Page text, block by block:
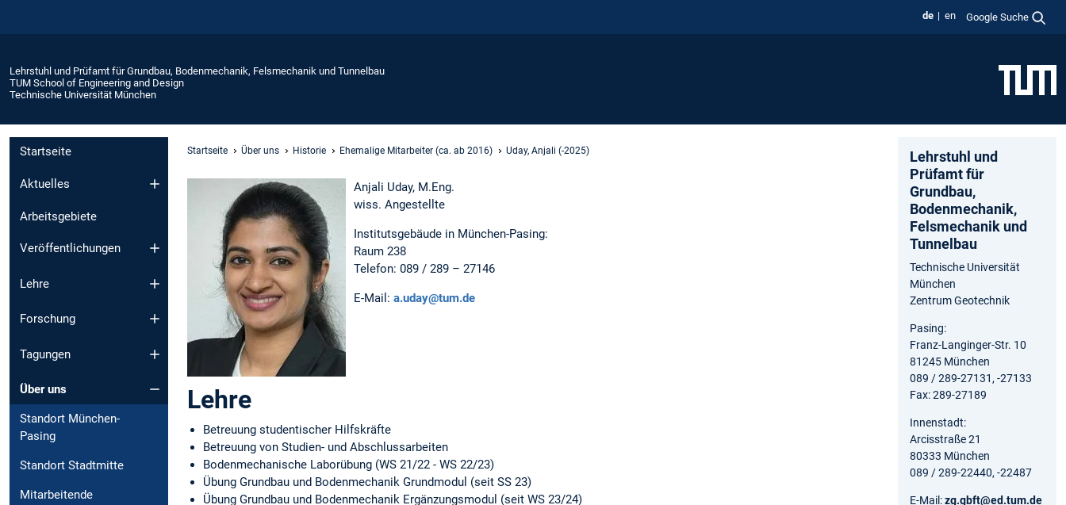
de en Google Suche
Lehrstuhl und Prüfamt für Grundbau, Bodenmechanik, Felsmechanik und Tunnelbau
TUM School of Engineering and Design
Technische Universität München
Startseite
Aktuelles
Arbeitsgebiete
Veröffentlichungen
Lehre
Forschung
Tagungen
Über uns
Standort München-
Pasing
Standort Stadtmitte
Mitarbeitende
Startseite Über uns Historie Ehemalige Mitarbeiter (ca. ab 2016) Uday, Anjali (-2025)
Anjali Uday, M.Eng.
wiss. Angestellte
Institutsgebäude in München-Pasing:
Raum 238
Telefon: 089 / 289 – 27146
E-Mail: a.uday@tum.de
Lehre
Betreuung studentischer Hilfskräfte
Betreuung von Studien- und Abschlussarbeiten
Bodenmechanische Laborübung (WS 21/22 - WS 22/23)
Übung Grundbau und Bodenmechanik Grundmodul (seit SS 23)
Übung Grundbau und Bodenmechanik Ergänzungsmodul (seit WS 23/24)
Lehrstuhl und
Prüfamt für
Grundbau,
Bodenmechanik,
Felsmechanik und
Tunnelbau
Technische Universität
München
Zentrum Geotechnik
Pasing:
Franz-Langinger-Str. 10
81245 München
089 / 289-27131, -27133
Fax: 289-27189
Innenstadt:
Arcisstraße 21
80333 München
089 / 289-22440, -22487
E-Mail:zg.gbft@ed.tum.de